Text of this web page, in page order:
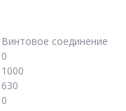
Винтовое соединение
0
1000
630
0